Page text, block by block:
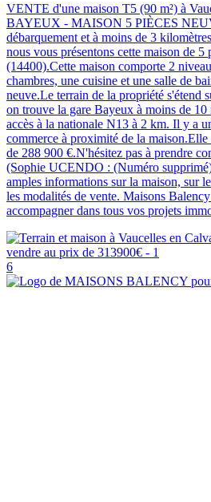
VENTE d'une maison T5 (90 m²) à
BAYEUX - MAISON 5 PIÈCES
débarquement et à moins de 3
nous vous présentons cette maison de 5
(14400).Cette maison comporte 2
chambres, une cuisine et une salle de
neuve.Le terrain de la propriété s'étend
on trouve la gare Bayeux à moins de
accès à la nationale N13 à 2 km. Il y a
commerce à proximité de la
de 288 900 €.N'hésitez pas à prendre
(Sophie UCENDO : (Numéro
amples informations sur la maison, sur
les modalités de vente. Maisons
accompagner dans tous vos projets
6